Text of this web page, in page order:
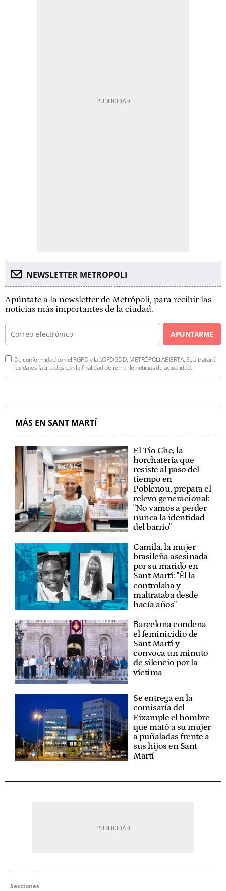
NEWSLETTER METROPOLI
Apúntate a la newsletter de Metrópoli, para recibir las
noticias más importantes de la ciudad.
APUNTARME
De conformidad con el RGPD y la LOPDGDD, METRÓPOLI ABIERTA, SLU tratará
los datos facilitados con la finalidad de remitirle noticias de actualidad.
MÁS EN SANT MARTÍ
El Tío Che, la
horchatería que
resiste al paso del
tiempo en
Poblenou, prepara el
relevo generacional:
"No vamos a perder
nunca la identidad
del barrio"
Camila, la mujer
brasileña asesinada
por su marido en
Sant Martí: "Él la
controlaba y
maltrataba desde
hacía años"
Barcelona condena
el feminicidio de
Sant Martí y
convoca un minuto
de silencio por la
víctima
Se entrega en la
comisaría del
Eixample el hombre
que mató a su mujer
a puñaladas frente a
sus hijos en Sant
Martí
Secciones